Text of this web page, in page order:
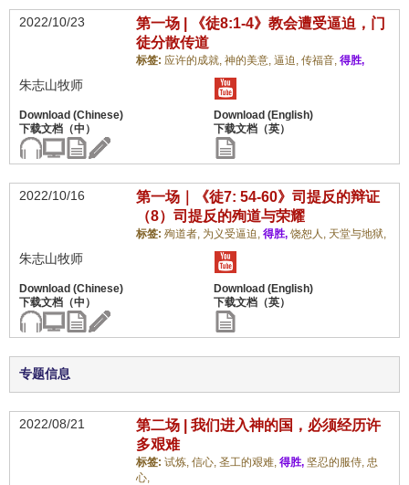
2022/10/23
第一场 | 《徒8:1-4》教会遭受逼迫，门
徒分散传道
标签: 应许的成就, 神的美意, 逼迫, 传福音, 得胜,
朱志山牧师
2022/10/16
第一场｜《徒7: 54-60》司提反的辩证
（8）司提反的殉道与荣耀
标签: 殉道者, 为义受逼迫, 得胜, 饶恕人, 天堂与地狱,
朱志山牧师
专题信息
2022/08/21
第二场 | 我们进入神的国，必须经历许
多艰难
标签: 试炼, 信心, 圣工的艰难, 得胜, 坚忍的服侍, 忠
心,